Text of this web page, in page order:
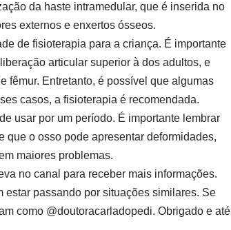
da haste intramedular, que é inserida no
externos e enxertos ósseos.
de fisioterapia para a criança. É importante
articular superior à dos adultos, e
fêmur. Entretanto, é possível que algumas
casos, a fisioterapia é recomendada.
usar por um período. É importante lembrar
que o osso pode apresentar deformidades,
maiores problemas.
no canal para receber mais informações.
passando por situações similares. Se
como @doutoracarladopedi. Obrigado e até